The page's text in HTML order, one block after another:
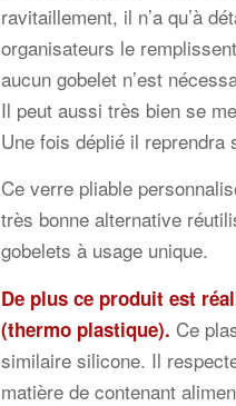
ravitaillement, il n’a qu’à
organisateurs le
aucun gobelet n’est
Il peut aussi très bien se
Une fois déplié il reprendra
Ce verre pliable
très bonne alternative
gobelets à usage unique.
De plus ce produit est
(thermo plastique). Ce
similaire silicone. Il
matière de contenant